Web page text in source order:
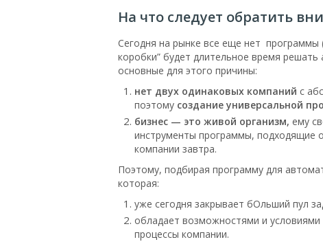
На что следует обратить
Сегодня на рынке все еще нет программы
коробки” будет длительное время
основные для этого причины:
нет двух одинаковых компаний с
поэтому создание универсальной
бизнес — это живой организм, ему
инструменты программы, подходящие
компании завтра.
Поэтому, подбирая программу для
которая:
уже сегодня закрывает бОльший пул
обладает возможностями и
процессы компании.